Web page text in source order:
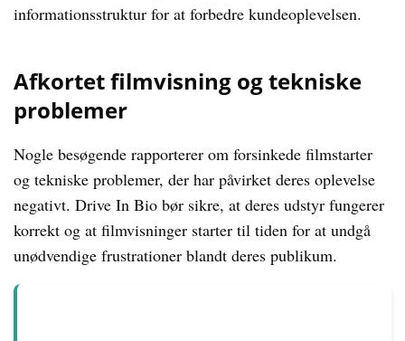
informationsstruktur for at forbedre kundeoplevelsen.
Afkortet filmvisning og tekniske
problemer
Nogle besøgende rapporterer om forsinkede filmstarter
og tekniske problemer, der har påvirket deres oplevelse
negativt. Drive In Bio bør sikre, at deres udstyr fungerer
korrekt og at filmvisninger starter til tiden for at undgå
unødvendige frustrationer blandt deres publikum.